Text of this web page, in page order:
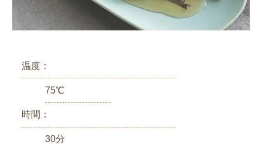
温度：
75℃
時間：
30分